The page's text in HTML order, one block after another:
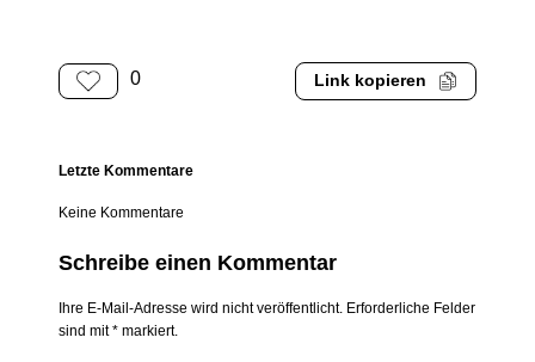
0 Link kopieren
Letzte Kommentare
Keine Kommentare
Schreibe einen Kommentar
Ihre E-Mail-Adresse wird nicht veröffentlicht. Erforderliche Felder
sind mit * markiert.